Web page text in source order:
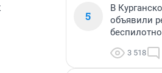
5
В
объявили
3 518